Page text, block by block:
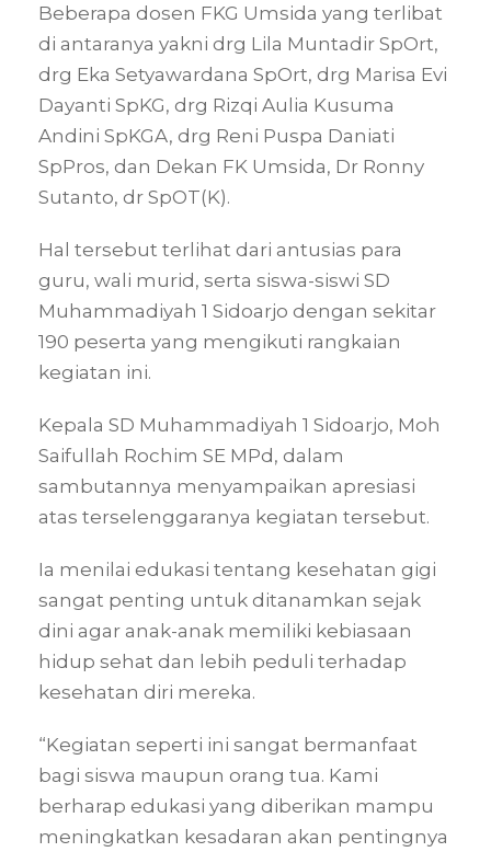
Beberapa dosen FKG Umsida yang terlibat
di antaranya yakni drg Lila Muntadir SpOrt,
drg Eka Setyawardana SpOrt, drg Marisa Evi
Dayanti SpKG, drg Rizqi Aulia Kusuma
Andini SpKGA, drg Reni Puspa Daniati
SpPros, dan Dekan FK Umsida, Dr Ronny
Sutanto, dr SpOT(K).
Hal tersebut terlihat dari antusias para
guru, wali murid, serta siswa-siswi SD
Muhammadiyah 1 Sidoarjo dengan sekitar
190 peserta yang mengikuti rangkaian
kegiatan ini.
Kepala SD Muhammadiyah 1 Sidoarjo, Moh
Saifullah Rochim SE MPd, dalam
sambutannya menyampaikan apresiasi
atas terselenggaranya kegiatan tersebut.
Ia menilai edukasi tentang kesehatan gigi
sangat penting untuk ditanamkan sejak
dini agar anak-anak memiliki kebiasaan
hidup sehat dan lebih peduli terhadap
kesehatan diri mereka.
“Kegiatan seperti ini sangat bermanfaat
bagi siswa maupun orang tua. Kami
berharap edukasi yang diberikan mampu
meningkatkan kesadaran akan pentingnya